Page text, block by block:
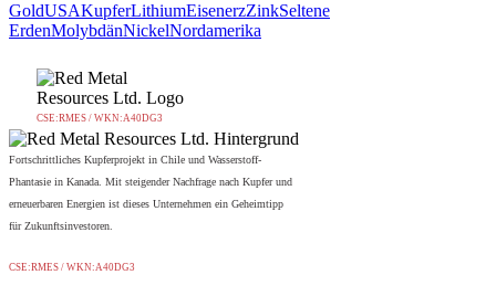
GoldUSAKupferLithiumEisenerzZinkSeltene
ErdenMolybdänNickelNordamerika
CSE:RMES / WKN:A40DG3
Fortschrittliches Kupferprojekt in Chile und Wasserstoff-
Phantasie in Kanada. Mit steigender Nachfrage nach Kupfer und
erneuerbaren Energien ist dieses Unternehmen ein Geheimtipp
für Zukunftsinvestoren.
CSE:RMES / WKN:A40DG3